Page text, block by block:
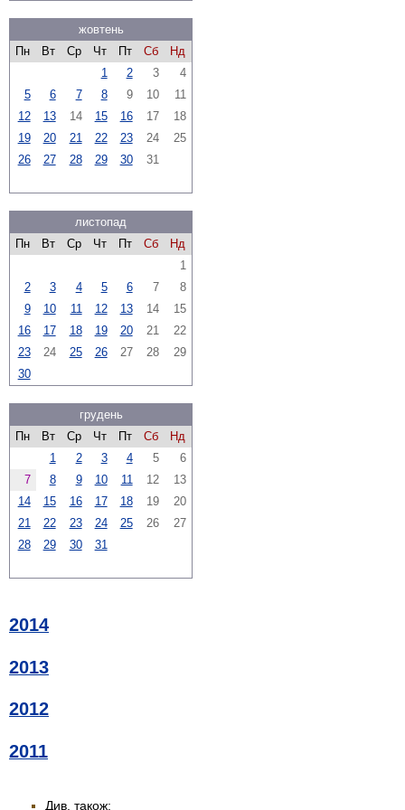
жовтень
Пн
Вт Ср Чт Пт Сб
Нд
1
2 3
4
5
6 7 8 9 10
11
12
13 14 15 16 17
18
19
20 21 22 23 24
25
26
27 28 29 30 31
листопад
Пн
Вт Ср Чт Пт Сб
Нд
1
2
3 4 5 6 7
8
9
10 11 12 13 14
15
16
17 18 19 20 21
22
23
24 25 26 27 28
29
30
грудень
Пн
Вт Ср Чт Пт Сб
Нд
1
2 3 4 5
6
7
8 9 10 11 12
13
14
15 16 17 18 19
20
21
22 23 24 25 26
27
28
29 30 31
2014
2013
2012
2011
Див. також: